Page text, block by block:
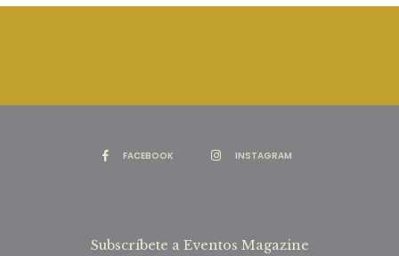
FACEBOOK INSTAGRAM
Subscríbete a Eventos Magazine